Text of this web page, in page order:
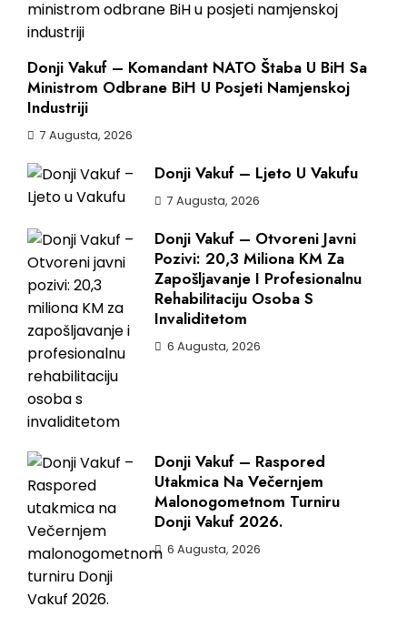
Donji Vakuf – Komandant NATO Štaba U BiH Sa
Ministrom Odbrane BiH U Posjeti Namjenskoj
Industriji
7 Augusta, 2026
Donji Vakuf – Ljeto U Vakufu
7 Augusta, 2026
Donji Vakuf – Otvoreni Javni
Pozivi: 20,3 Miliona KM Za
Zapošljavanje I Profesionalnu
Rehabilitaciju Osoba S
Invaliditetom
6 Augusta, 2026
Donji Vakuf – Raspored
Utakmica Na Večernjem
Malonogometnom Turniru
Donji Vakuf 2026.
6 Augusta, 2026